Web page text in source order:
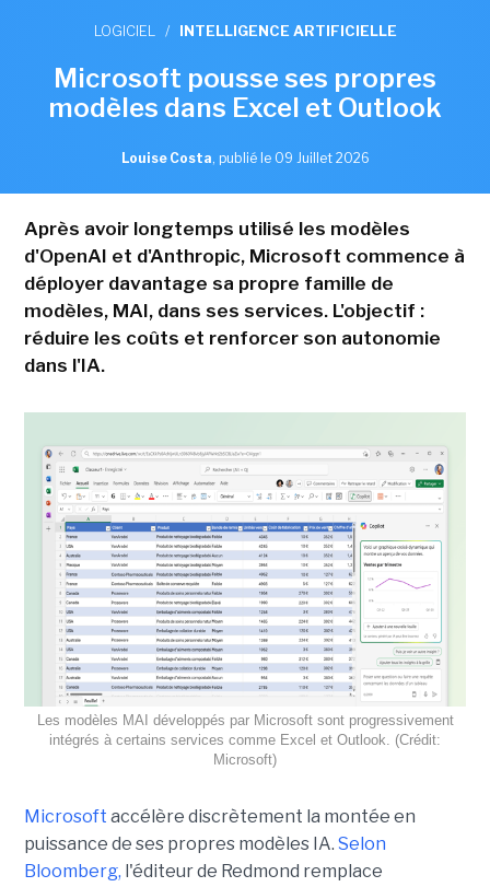
LOGICIEL / INTELLIGENCE ARTIFICIELLE
Microsoft pousse ses propres
modèles dans Excel et Outlook
Louise Costa, publié le 09 Juillet 2026
Après avoir longtemps utilisé les modèles
d'OpenAI et d'Anthropic, Microsoft commence à
déployer davantage sa propre famille de
modèles, MAI, dans ses services. L'objectif :
réduire les coûts et renforcer son autonomie
dans l'IA.
Les modèles MAI développés par Microsoft sont progressivement
intégrés à certains services comme Excel et Outlook. (Crédit:
Microsoft)
Microsoft accélère discrètement la montée en
puissance de ses propres modèles IA. Selon
Bloomberg, l'éditeur de Redmond remplace